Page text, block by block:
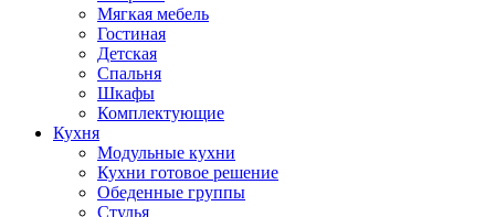
Мягкая мебель
Гостиная
Детская
Спальня
Шкафы
Комплектующие
Кухня
Модульные кухни
Кухни готовое решение
Обеденные группы
Стулья